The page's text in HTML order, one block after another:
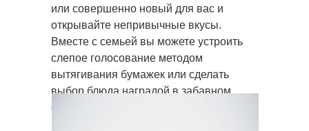
или совершенно новый для вас и
открывайте непривычные вкусы.
Вместе с семьей вы можете устроить
слепое голосование методом
вытягивания бумажек или сделать
выбор блюда наградой в забавном
состязании.